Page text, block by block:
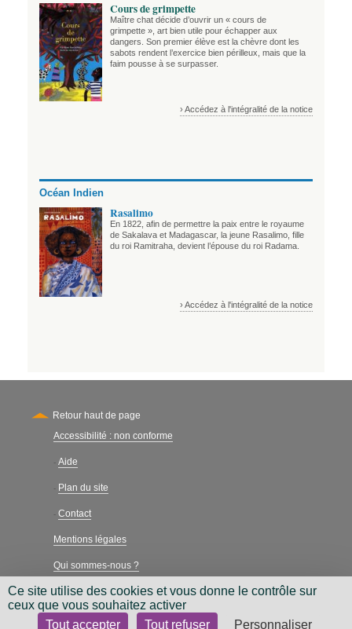
Cours de grimpette
Maître chat décide d’ouvrir un « cours de
grimpette », art bien utile pour échapper aux
dangers. Son premier élève est la chèvre dont les
sabots rendent l’exercice bien périlleux, mais que la
faim pousse à se surpasser.
› Accédez à l'intégralité de la notice
Océan Indien
Rasalimo
En 1822, afin de permettre la paix entre le royaume
de Sakalava et Madagascar, la jeune Rasalimo, fille
du roi Ramitraha, devient l’épouse du roi Radama.
› Accédez à l'intégralité de la notice
Retour haut de page
Secondary
Accessibilité : non conforme
- Aide
- Plan du site
- Contact
Mentions légales
Qui sommes-nous ?
Charte néthique
Ce site utilise des cookies et vous donne le contrôle sur
ceux que vous souhaitez activer
Tout accepter
Tout refuser Personnaliser